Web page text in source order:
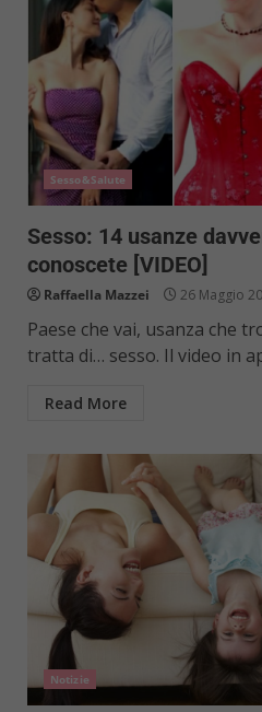
Sesso&Salute
Sesso: 14 usanze
conoscete [VIDEO]
Raffaella Mazzei 26 Maggio
Paese che vai, usanza che
tratta di… sesso. Il video in
Read More
Notizie